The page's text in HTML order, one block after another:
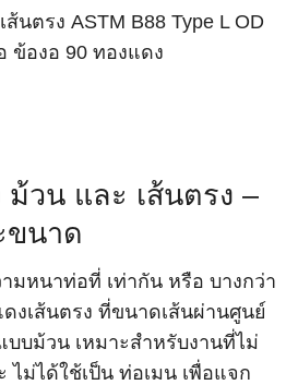
Search
นตรง ASTM B88 Type L OD
ข้องอ 90 ทองแดง
วน และ เส้นตรง –
ขนาด
มหนาท่อที่ เท่ากัน หรือ บางกว่า
งเส้นตรง ที่ขนาดเส้นผ่านศูนย์
บม้วน เหมาะสำหรับงานที่ไม่
ไม่ได้ใช้เป็น ท่อเมน เพื่อแจก